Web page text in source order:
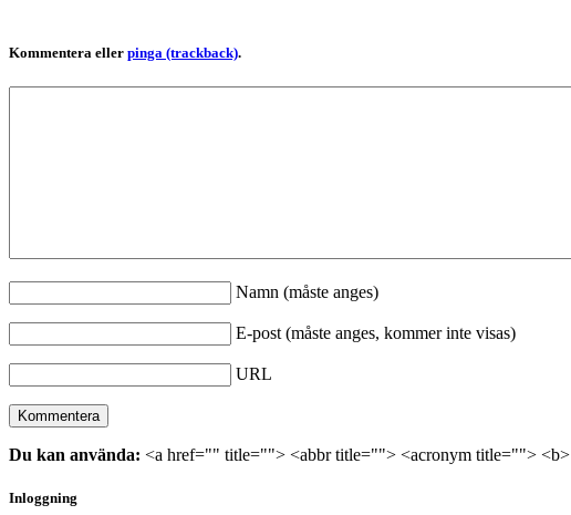
Kommentera eller pinga (trackback).
Namn (måste anges)
E-post (måste anges, kommer inte visas)
URL
Du kan använda: <a href="" title=""> <abbr title=""> <acronym title="">
Inloggning